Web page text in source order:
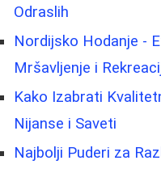
Odraslih
Nordijsko Hodanje -
Mršavljenje i
Kako Izabrati
Nijanse i Saveti
Najbolji Puderi za